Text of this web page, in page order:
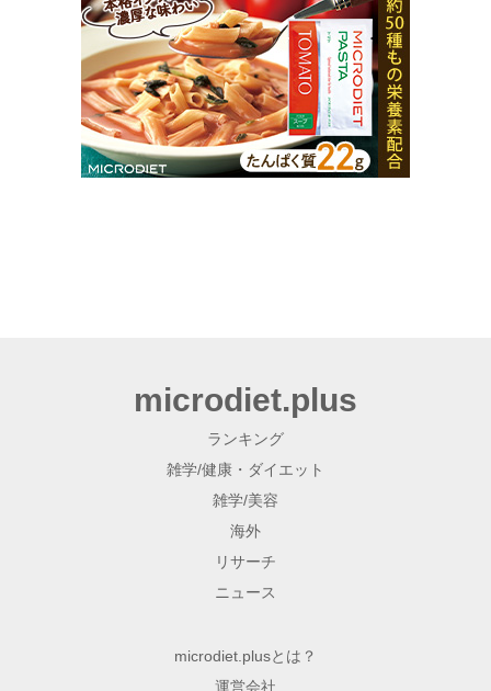
microdiet.plus
ランキング
雑学/健康・ダイエット
雑学/美容
海外
リサーチ
ニュース
microdiet.plusとは？
運営会社